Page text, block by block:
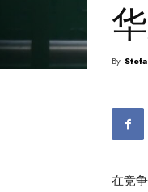
By
在竞